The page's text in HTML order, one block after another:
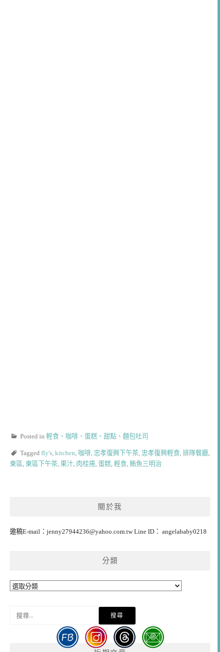
Posted in 輕食、咖啡、蛋糕、甜點、麵包吐司
Tagged fly's kitchen 咖啡 忠孝復興下午茶 忠孝復興輕食 排隊餐廳
東區 東區下午茶 果汁 肉桂捲 蛋糕 輕食 鮪魚三明治
關於我
邀稿E-mail： jenny27944236@yahoo.com.twLine ID： angelababy0218
分類
分